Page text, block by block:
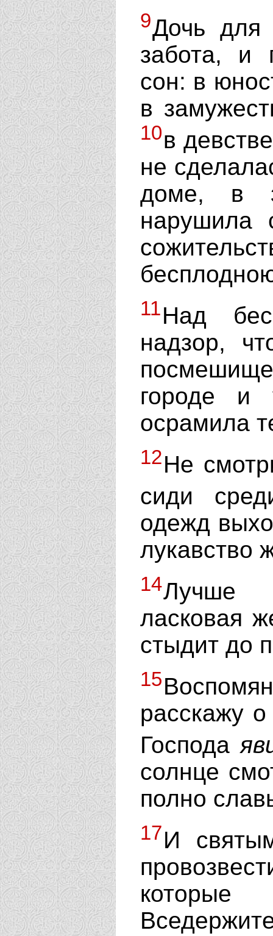
9Дочь для
забота, и
сон: в
в
10в
не
доме, в
нарушила
11Над
надзор,
городе и
осрамила
12Не
сиди
одежд
лукавство
14Лучше
ласковая
стыдит до
15
расскажу
Господа
солнце
полно
17И